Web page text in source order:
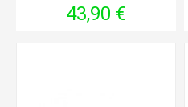
Prix
43,90 €